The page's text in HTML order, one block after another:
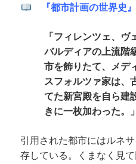
『都市計画の世界史
「フィレンツェ、
バルディアの上流階
市を飾りたて、メデ
スフォルツァ家は、
てた新宮殿を自ら建
きに一枚加わった。」
引用された都市にはルネ
存している。くまなく見